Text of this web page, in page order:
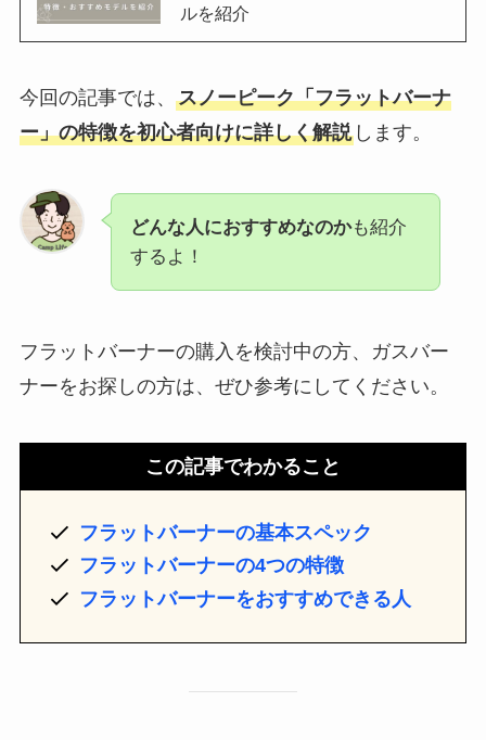
ルを紹介
今回の記事では、 スノーピーク「フラットバーナ
ー」の特徴を初心者向けに詳しく解説します。
どんな人におすすめなのかも紹介
するよ！
フラットバーナーの購入を検討中の方、ガスバー
ナーをお探しの方は、ぜひ参考にしてください。
この記事でわかること
フラットバーナーの基本スペック
フラットバーナーの4つの特徴
フラットバーナーをおすすめできる人